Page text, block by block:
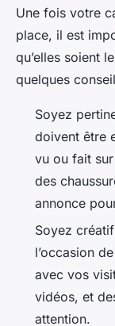
Une fois votre
place, il est
qu’elles soient
quelques
Soyez
doivent être
vu ou fait
des
annonce
Soyez
l’occasion
avec vos
vidéos, et
attention.